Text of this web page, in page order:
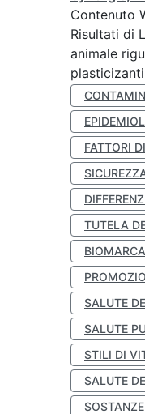
Contenuto
Risultati di
animale
FATTORI
TUTELA
SALUTE
SALUTE
STILI DI
SALUTE